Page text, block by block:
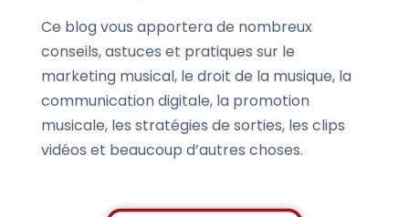
Ce blog vous apportera de nombreux
conseils, astuces et pratiques sur le
marketing musical, le droit de la musique, la
communication digitale, la promotion
musicale, les stratégies de sorties, les clips
vidéos et beaucoup d’autres choses.